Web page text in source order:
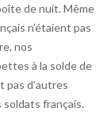
de nuit. Même
n’étaient pas
nos
à la solde de
pas d’autres
français.